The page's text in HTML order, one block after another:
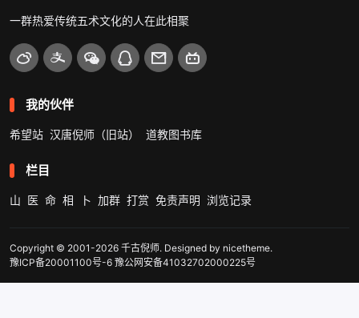
一群热爱传统五术文化的人在此相聚
我的伙伴
希望站 汉唐倪师（旧站） 道教图书库
栏目
山 医 命 相 卜 加群 打赏 免责声明 浏览记录
Copyright © 2001-2026 千古倪师. Designed by nicetheme.
豫ICP备20001100号-6 豫公网安备41032702000225号